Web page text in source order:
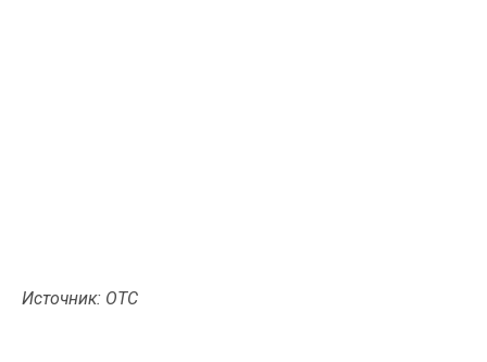
Источник: ОТС